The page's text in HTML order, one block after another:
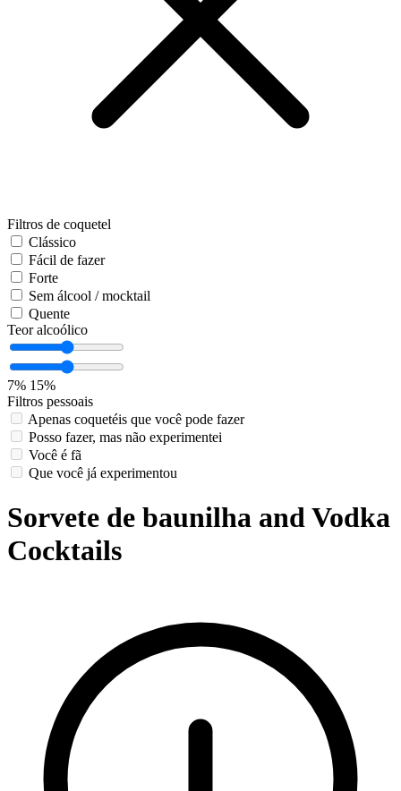
Filtros de coquetel
Clássico
Fácil de fazer
Forte
Sem álcool / mocktail
Quente
Teor alcoólico
7% 15%
Filtros pessoais
Apenas coquetéis que você pode fazer
Posso fazer, mas não experimentei
Você é fã
Que você já experimentou
Sorvete de baunilha and Vodka
Cocktails